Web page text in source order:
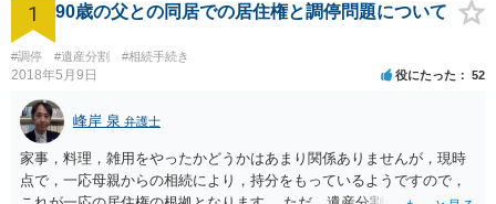
1 90歳の父との同居での居住権と調停問題について
#調停 #遺産分割 #相続手続き
2018年5月9日 役にたった 52
峰岸 泉 弁護士
家事，料理，雑用をやったかどうかはあまり関係ありませんが，現時
点で，一応母親からの相続により，持分をもっているようですので，